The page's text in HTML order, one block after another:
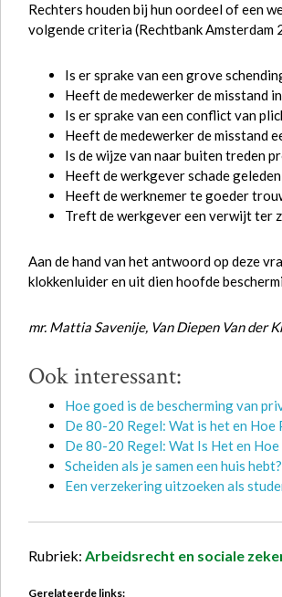
Rechters houden bij hun oordeel of een
volgende criteria (Rechtbank
Is er sprake van een grove
Heeft de medewerker de misstand
Is er sprake van een conflict van
Heeft de medewerker de misstand
Is de wijze van naar buiten treden
Heeft de werkgever schade
Heeft de werknemer te goeder
Treft de werkgever een verwijt ter
Aan de hand van het antwoord op deze
klokkenluider en uit dien hoofde
mr. Mattia Savenije, Van Diepen Van der
Ook interessant:
Hoe goed is de bescherming van
De 80-20 Regel: Wat is het en Hoe
De 80-20 Regel: Wat Is Het en Hoe
Scheiden als je samen een huis
Een verzekering uitzoeken als
Rubriek: Arbeidsrecht en sociale
Gerelateerde links: